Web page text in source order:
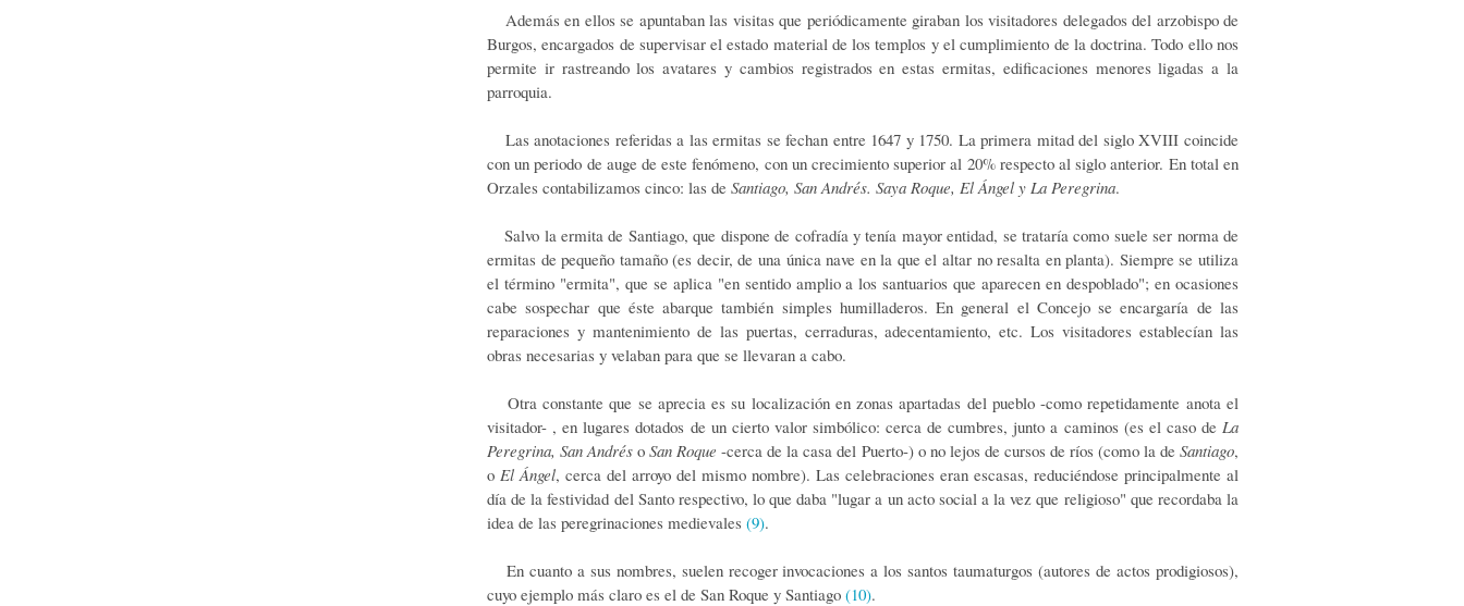
Además en ellos se apuntaban las visitas que periódicamente giraban los visitadores delegados del arzobispo de
Burgos, encargados de supervisar el estado material de los templos y el cumplimiento de la doctrina. Todo ello nos
permite ir rastreando los avatares y cambios registrados en estas ermitas, edificaciones menores ligadas a la
parroquia.
Las anotaciones referidas a las ermitas se fechan entre 1647 y 1750. La primera mitad del siglo XVIII coincide
con un periodo de auge de este fenómeno, con un crecimiento superior al 20% respecto al siglo anterior. En total en
Orzales contabilizamos cinco: las de Santiago, San Andrés. Saya Roque, El Ángel y La Peregrina.
Salvo la ermita de Santiago, que dispone de cofradía y tenía mayor entidad, se trataría como suele ser norma de
ermitas de pequeño tamaño (es decir, de una única nave en la que el altar no resalta en planta). Siempre se utiliza
el término "ermita", que se aplica "en sentido amplio a los santuarios que aparecen en despoblado"; en ocasiones
cabe sospechar que éste abarque también simples humilladeros. En general el Concejo se encargaría de las
reparaciones y mantenimiento de las puertas, cerraduras, adecentamiento, etc. Los visitadores establecían las
obras necesarias y velaban para que se llevaran a cabo.
Otra constante que se aprecia es su localización en zonas apartadas del pueblo -como repetidamente anota el
visitador- , en lugares dotados de un cierto valor simbólico: cerca de cumbres, junto a caminos (es el caso de La
Peregrina, San Andrés oSan Roque -cerca de la casa del Puerto-) o no lejos de cursos de ríos (como la deSantiago,
o El Ángel, cerca del arroyo del mismo nombre). Las celebraciones eran escasas, reduciéndose principalmente al
día de la festividad del Santo respectivo, lo que daba "lugar a un acto social a la vez que religioso" que recordaba la
idea de las peregrinaciones medievales (9).
En cuanto a sus nombres, suelen recoger invocaciones a los santos taumaturgos (autores de actos prodigiosos),
cuyo ejemplo más claro es el de San Roque y Santiago (10).